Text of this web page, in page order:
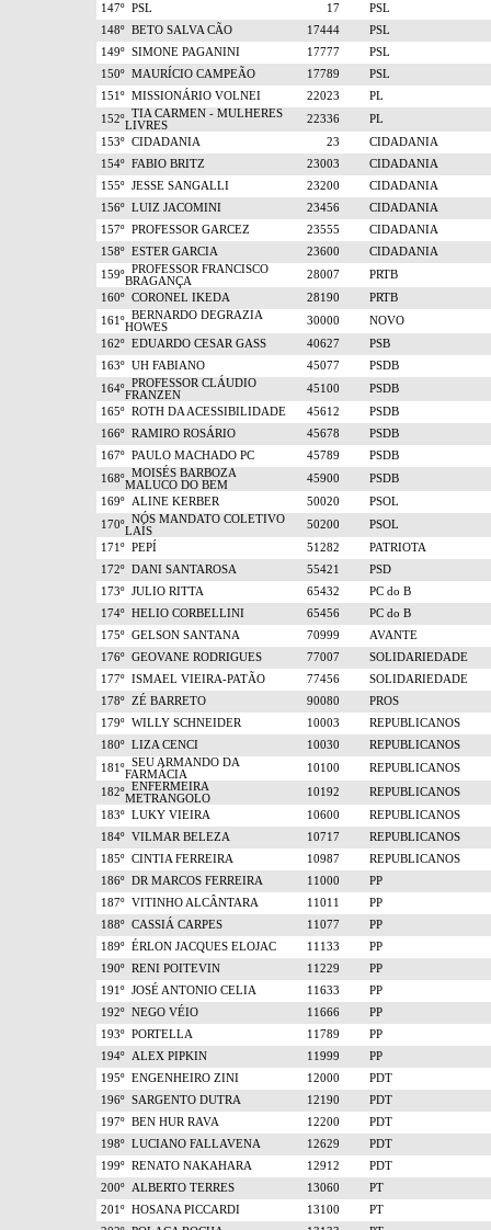
147º PSL 17
PSL
148º BETO SALVA CÃO 17444
PSL
149º SIMONE PAGANINI 17777
PSL
150º MAURÍCIO CAMPEÃO 17789
PSL
151º MISSIONÁRIO VOLNEI 22023
PL
152º TIA CARMEN - MULHERES
LIVRES
22336
PL
153º CIDADANIA 23
CIDADANIA
154º FABIO BRITZ 23003
CIDADANIA
155º JESSE SANGALLI 23200
CIDADANIA
156º LUIZ JACOMINI 23456
CIDADANIA
157º PROFESSOR GARCEZ 23555
CIDADANIA
158º ESTER GARCIA 23600
CIDADANIA
159º PROFESSOR FRANCISCO
BRAGANÇA
28007
PRTB
160º CORONEL IKEDA 28190
PRTB
161º BERNARDO DEGRAZIA
HOWES
30000
NOVO
162º EDUARDO CESAR GASS 40627
PSB
163º UH FABIANO 45077
PSDB
164º PROFESSOR CLÁUDIO
FRANZEN
45100
PSDB
165º ROTH DA ACESSIBILIDADE 45612
PSDB
166º RAMIRO ROSÁRIO 45678
PSDB
167º PAULO MACHADO PC 45789
PSDB
168º MOISÉS BARBOZA
MALUCO DO BEM
45900
PSDB
169º ALINE KERBER 50020
PSOL
170º NÓS MANDATO COLETIVO
LAÍS
50200
PSOL
171º PEPÍ 51282
PATRIOTA
172º DANI SANTAROSA 55421
PSD
173º JULIO RITTA 65432
PC do B
174º HELIO CORBELLINI 65456
PC do B
175º GELSON SANTANA 70999
AVANTE
176º GEOVANE RODRIGUES 77007
SOLIDARIEDADE
177º ISMAEL VIEIRA-PATÃO 77456
SOLIDARIEDADE
178º ZÉ BARRETO 90080
PROS
179º WILLY SCHNEIDER 10003
REPUBLICANOS
180º LIZA CENCI 10030
REPUBLICANOS
181º SEU ARMANDO DA
FARMÁCIA
10100
REPUBLICANOS
182º ENFERMEIRA
METRANGOLO
10192
REPUBLICANOS
183º LUKY VIEIRA 10600
REPUBLICANOS
184º VILMAR BELEZA 10717
REPUBLICANOS
185º CINTIA FERREIRA 10987
REPUBLICANOS
186º DR MARCOS FERREIRA 11000
PP
187º VITINHO ALCÂNTARA 11011
PP
188º CASSIÁ CARPES 11077
PP
189º ÉRLON JACQUES ELOJAC 11133
PP
190º RENI POITEVIN 11229
PP
191º JOSÉ ANTONIO CELIA 11633
PP
192º NEGO VÉIO 11666
PP
193º PORTELLA 11789
PP
194º ALEX PIPKIN 11999
PP
195º ENGENHEIRO ZINI 12000
PDT
196º SARGENTO DUTRA 12190
PDT
197º BEN HUR RAVA 12200
PDT
198º LUCIANO FALLAVENA 12629
PDT
199º RENATO NAKAHARA 12912
PDT
200º ALBERTO TERRES 13060
PT
201º HOSANA PICCARDI 13100
PT